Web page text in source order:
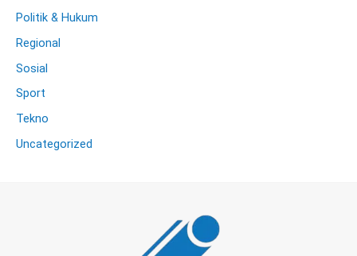
Politik & Hukum
Regional
Sosial
Sport
Tekno
Uncategorized